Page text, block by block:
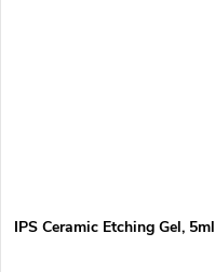
IPS Ceramic Etching Gel, 5ml